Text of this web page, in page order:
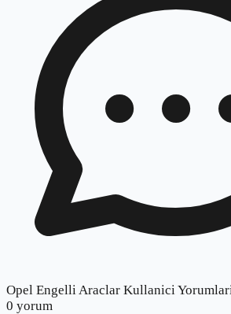
Opel Engelli Araclar Kullanici Yorumlari
0 yorum